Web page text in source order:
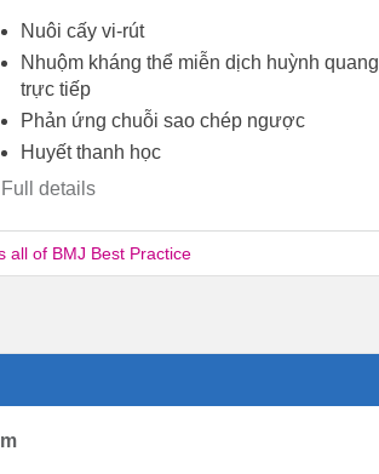
Nuôi cấy vi-rút
Nhuộm kháng thể miễn dịch huỳnh quang
trực tiếp
Phản ứng chuỗi sao chép ngược
Huyết thanh học
Full details
all of BMJ Best Practice